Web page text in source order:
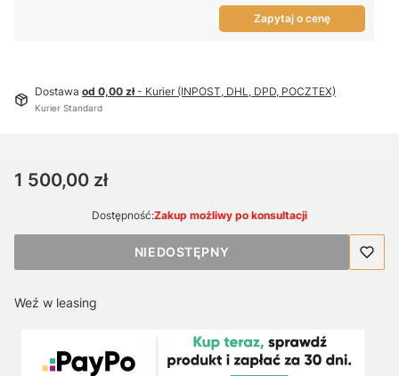
Zapytaj o cenę
Dostawa od 0,00 zł- Kurier (INPOST, DHL, DPD, POCZTEX)
Kurier Standard
Cena
1 500,00 zł
Dostępność:Zakup możliwy po konsultacji
NIEDOSTĘPNY
Weź w leasing